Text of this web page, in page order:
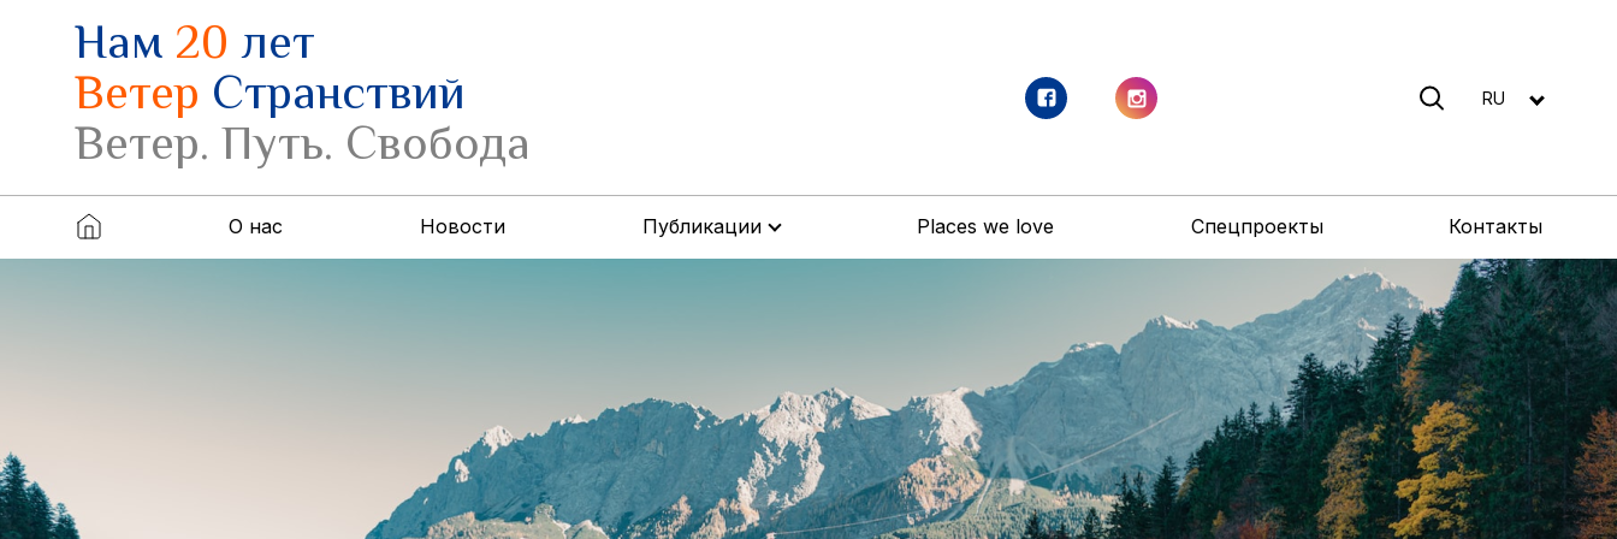
Нам20лет
Ветер Странствий
Ветер. Путь. Свобода
RU
О нас Новости Публикации Places we love Спецпроекты Контакты